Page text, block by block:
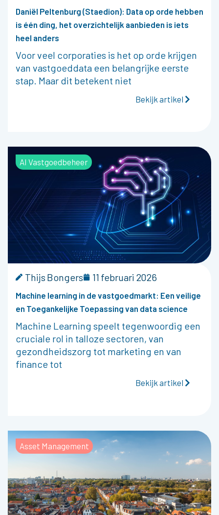
Daniël Peltenburg (Staedion): Data op orde hebben
is één ding, het overzichtelijk aanbieden is iets
heel anders
Voor veel corporaties is het op orde krijgen
van vastgoeddata een belangrijke eerste
stap. Maar dit betekent niet
Bekijk artikel
AI Vastgoedbeheer
Thijs Bongers 11 februari 2026
Machine learning in de vastgoedmarkt: Een veilige
en Toegankelijke Toepassing van data science
Machine Learning speelt tegenwoordig een
cruciale rol in talloze sectoren, van
gezondheidszorg tot marketing en van
finance tot
Bekijk artikel
Asset Management